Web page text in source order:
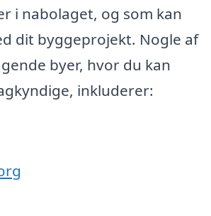
i nabolaget, og som kan
dit byggeprojekt. Nogle af
byer, hvor du kan
inkluderer: